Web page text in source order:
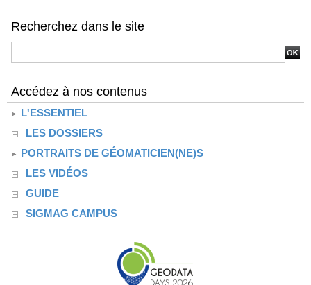
Recherchez dans le site
Accédez à nos contenus
L'ESSENTIEL
LES DOSSIERS
PORTRAITS DE GÉOMATICIEN(NE)S
LES VIDÉOS
GUIDE
SIGMAG CAMPUS